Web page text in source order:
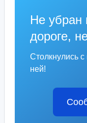
Не убран
дороге,
Столкнулись
ней!